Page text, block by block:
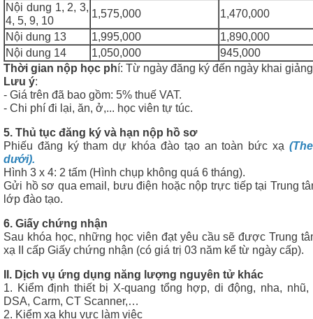
Nội dung 1, 2, 3,
4, 5, 9, 10
1,575,000
1,470,000
Nội dung 13
1,995,000
1,890,000
Nội dung 14
1,050,000
945,000
Thời gian nộp học phí: Từ ngày đăng ký đến ngày khai
Lưu ý:
- Giá trên đã bao gồm: 5% thuế VAT.
- Chi phí đi lại, ăn, ở,... học viên tự túc.
5. Thủ tục đăng ký và hạn nộp hồ sơ
Phiếu đăng ký tham dự khóa đào tạo an toàn bức xạ
dưới).
Hình 3 x 4: 2 tấm (Hình chụp không quá 6 tháng).
Gửi hồ sơ qua email, bưu điện hoặc nộp trực tiếp tại Trung
lớp đào tạo.
6. Giấy chứng nhận
Sau khóa học, những học viên đạt yêu cầu sẽ được Trung
xạ II cấp Giấy chứng nhận (có giá trị 03 năm kể từ ngày cấp).
II. Dịch vụ ứng dụng năng lượng nguyên tử khác
1. Kiểm định thiết bị X-quang tổng hợp, di động, nha, nhũ,
DSA, Carm, CT Scanner,…
2. Kiểm xạ khu vực làm việc